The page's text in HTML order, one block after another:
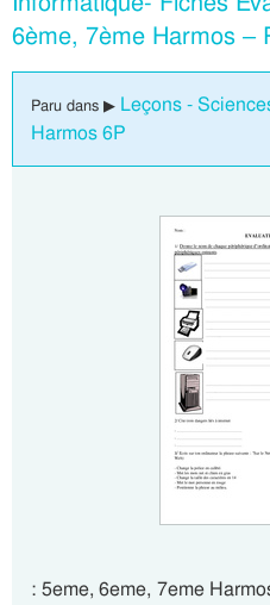
6ème, 7ème Harmos –
Paru dans ▶ Leçons -
Harmos 6P
: 5eme, 6eme, 7eme